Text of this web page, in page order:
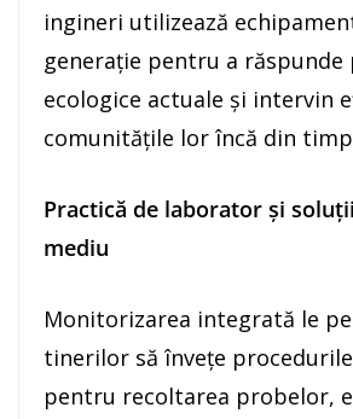
ingineri utilizează
generație pentru a
ecologice actuale și intervin
comunitățile lor încă din
Practică de laborator și
mediu
Monitorizarea integrată le
tinerilor să învețe
pentru recoltarea probelor,